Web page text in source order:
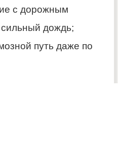
с дорожным
дождь;
путь даже по